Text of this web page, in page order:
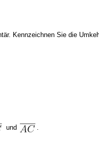
Kennzeichnen Sie die
und